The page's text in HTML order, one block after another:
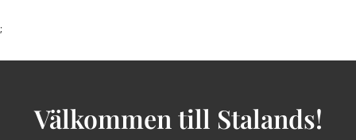
;
Välkommen till Stalands!